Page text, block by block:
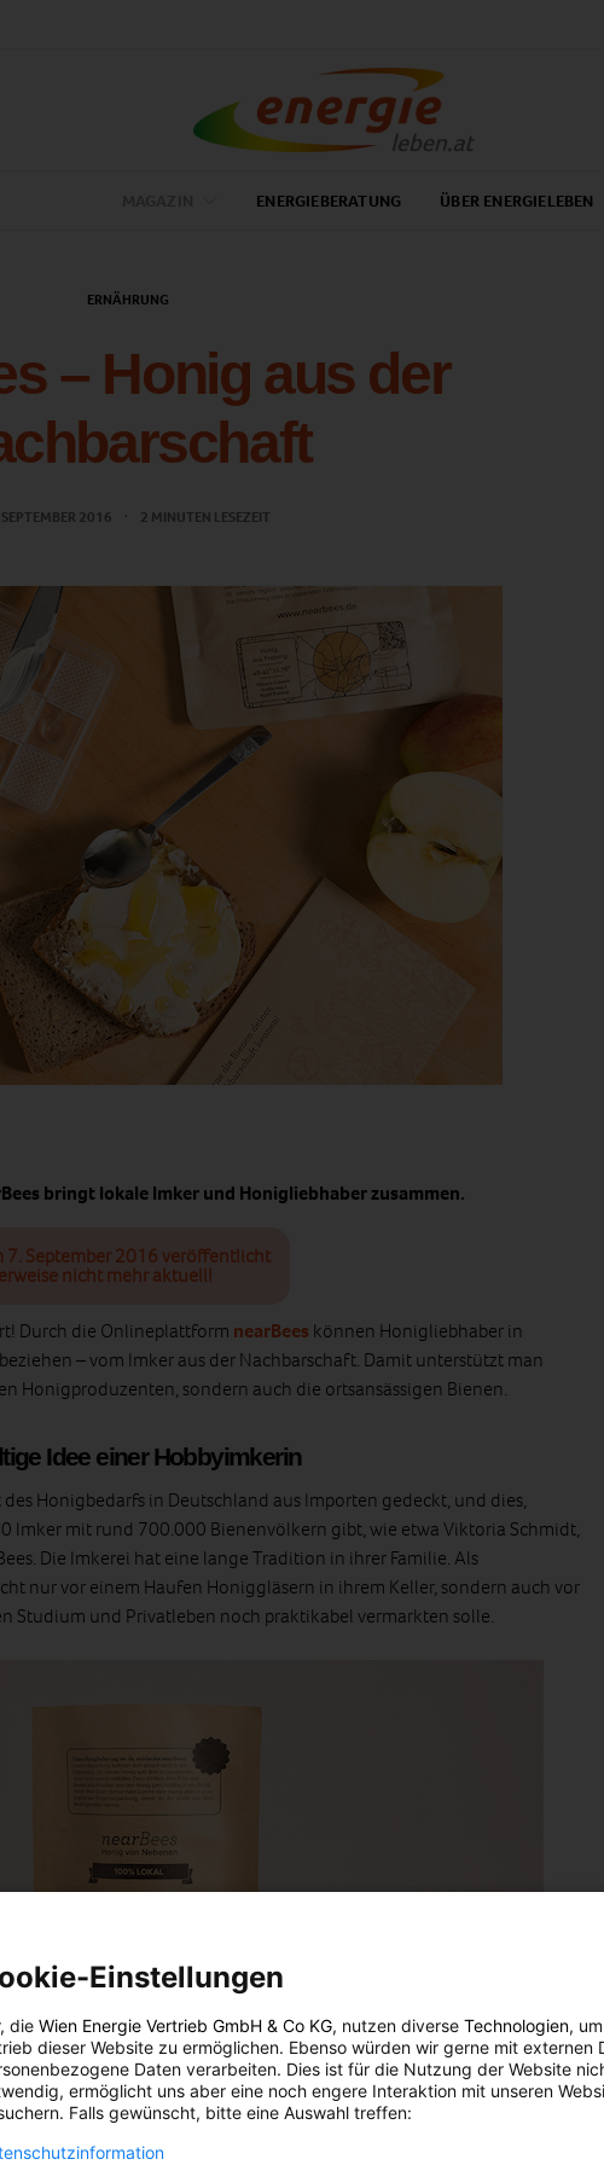
ENERGIEBERATUNG ÜBER ENERGIELEBEN
ERNÄHRUNG
– Honig aus der
2016 2 MINUTEN LESEZEIT
bringt lokale Imker und Honigliebhaber zusammen.
7. September 2016 veröffentlicht
nicht mehr aktuell!
Durch die Onlineplattform nearBees können Honigliebhaber in
– vom Imker aus der Nachbarschaft. Damit unterstützt man
Honigproduzenten, sondern auch die ortsansässigen Bienen.
Idee einer Hobbyimkerin
Honigbedarfs in Deutschland aus Importen gedeckt, und dies,
Imker mit rund 700.000 Bienenvölkern gibt, wie etwa Viktoria Schmidt,
Die Imkerei hat eine lange Tradition in ihrer Familie. Als
nur vor einem Haufen Honiggläsern in ihrem Keller, sondern auch vor
Studium und Privatleben noch praktikabel vermarkten solle.
Einstellungen
die Wien Energie Vertrieb GmbH & Co KG, nutzen diverse Technologien,
dieser Website zu ermöglichen. Ebenso würden wir gerne mit externen
Daten verarbeiten. Dies ist für die Nutzung der Website
ermöglicht uns aber eine noch engere Interaktion mit unseren
Falls gewünscht, bitte eine Auswahl treffen: